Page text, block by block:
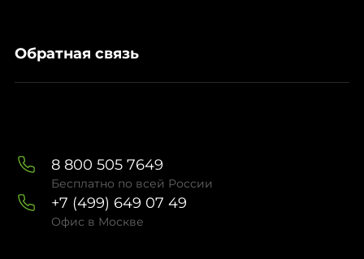
Обратная связь
8 800 505 7649
Бесплатно по всей России
+7 (499) 649 07 49
Офис в Москве